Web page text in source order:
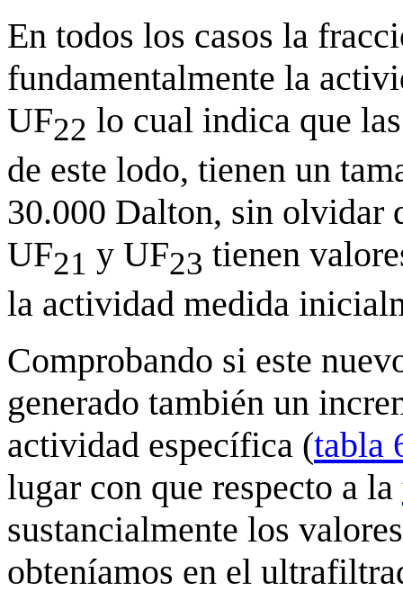
En todos los casos la
fundamentalmente la
UF22 lo cual indica que
de este lodo, tienen un
30.000 Dalton, sin olvidar
UF21 y UF23 tienen
la actividad medida
Comprobando si este
generado también un
actividad específica (tabla
lugar con que respecto a la
sustancialmente los
obteníamos en el